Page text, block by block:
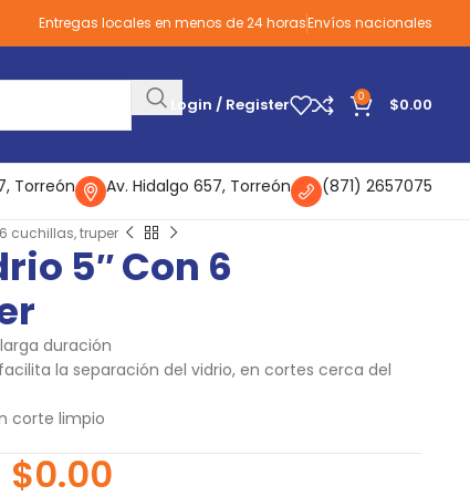
Entregas locales en menos de 24 horasEnvíos nacionales
Login / Register 0 $0.00
Torreón Av. Hidalgo 657, Torreón (871) 2657075
cuchillas, truper
5″ Con 6
duración
la separación del vidrio, en cortes cerca del
corte limpio
$0.00